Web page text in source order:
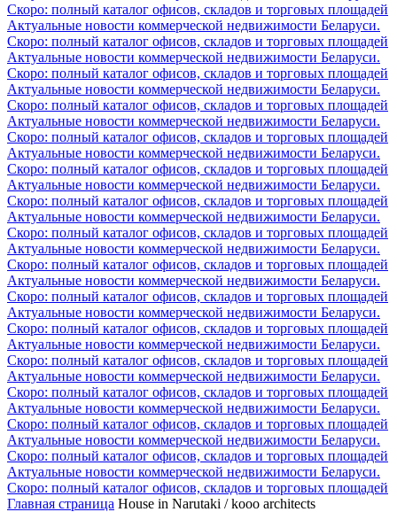
Скоро: полный каталог офисов, складов и торговых площадей
Актуальные новости коммерческой недвижимости Беларуси.
Скоро: полный каталог офисов, складов и торговых площадей
Актуальные новости коммерческой недвижимости Беларуси.
Скоро: полный каталог офисов, складов и торговых площадей
Актуальные новости коммерческой недвижимости Беларуси.
Скоро: полный каталог офисов, складов и торговых площадей
Актуальные новости коммерческой недвижимости Беларуси.
Скоро: полный каталог офисов, складов и торговых площадей
Актуальные новости коммерческой недвижимости Беларуси.
Скоро: полный каталог офисов, складов и торговых площадей
Актуальные новости коммерческой недвижимости Беларуси.
Скоро: полный каталог офисов, складов и торговых площадей
Актуальные новости коммерческой недвижимости Беларуси.
Скоро: полный каталог офисов, складов и торговых площадей
Актуальные новости коммерческой недвижимости Беларуси.
Скоро: полный каталог офисов, складов и торговых площадей
Актуальные новости коммерческой недвижимости Беларуси.
Скоро: полный каталог офисов, складов и торговых площадей
Актуальные новости коммерческой недвижимости Беларуси.
Скоро: полный каталог офисов, складов и торговых площадей
Актуальные новости коммерческой недвижимости Беларуси.
Скоро: полный каталог офисов, складов и торговых площадей
Актуальные новости коммерческой недвижимости Беларуси.
Скоро: полный каталог офисов, складов и торговых площадей
Актуальные новости коммерческой недвижимости Беларуси.
Скоро: полный каталог офисов, складов и торговых площадей
Актуальные новости коммерческой недвижимости Беларуси.
Скоро: полный каталог офисов, складов и торговых площадей
Актуальные новости коммерческой недвижимости Беларуси.
Скоро: полный каталог офисов, складов и торговых площадей
Главная страница House in Narutaki / kooo architects